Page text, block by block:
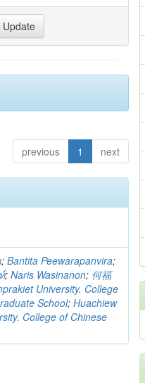
previous 1 next
;Bantita Peewarapanvira;
;Naris Wasinanon; 何福
University. College
School;Huachiew
College of Chinese